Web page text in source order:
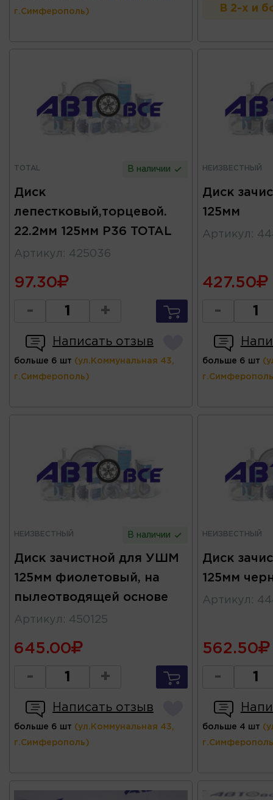
г.Симферополь) В 2-х и
TOTAL В наличии
Диск
лепестковый,торцевой.
22.2мм 125мм Р36 TOTAL
Артикул : 425036
97.30
- +
Написать отзыв
больше 6 шт (ул.Коммунальная 43,
г.Симферополь)
НЕИЗВЕСТНЫЙ
Диск
125мм
Артикул :
427.50
-
больше 6 шт
НЕИЗВЕСТНЫЙ В наличии
Диск зачистной для УШМ
125мм фиолетовый, на
пылеотводящей основе
Артикул : 450125
645.00
- +
Написать отзыв
больше 6 шт (ул.Коммунальная 43,
г.Симферополь)
НЕИЗВЕСТНЫЙ
Диск
125мм
Артикул :
562.50
-
больше 4 шт